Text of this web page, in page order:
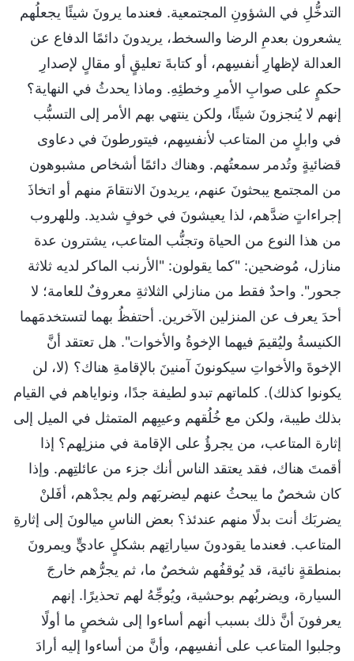
التدخُّلِ في الشؤونِ المجتمعية. فعندما يرونَ شيئًا يجعلُهم
يشعرون بعدمِ الرضا والسخط، يريدونَ دائمًا الدفاع عن
العدالة لإظهارِ أنفسِهم، أو كتابةَ تعليقٍ أو مقالٍ لإصدارِ
حكمٍ على صوابِ الأمرِ وخطئِهِ. وماذا يحدثُ في النهاية؟
إنهم لا يُنجزونَ شيئًا، ولكن ينتهي بهم الأمر إلى التسبُّب
في وابلٍ من المتاعب لأنفسِهم، فيتورطونَ في دعاوى
قضائيةٍ وتُدمر سمعتُهم. وهناك دائمًا أشخاص مشبوهون
من المجتمع يبحثونَ عنهم، يريدونَ الانتقامَ منهم أو اتخاذَ
إجراءاتٍ ضدَّهم، لذا يعيشونَ في خوفٍ شديد. وللهروب
من هذا النوع من الحياة وتجنُّب المتاعب، يشترون عدة
منازل، مُوضحين: "كما يقولون: "الأرنب الماكر لديه ثلاثة
جحور". واحدٌ فقط من منازلي الثلاثةِ معروفٌ للعامة؛ لا
أحدَ يعرف عن المنزلين الآخرين. أحتفظُ بهما لتستخدمَهما
الكنيسةُ وليُقيمَ فيهما الإخوةُ والأخوات". هل تعتقد أنَّ
الإخوةَ والأخواتِ سيكونونَ آمنينَ بالإقامةِ هناك؟ (لا، لن
يكونوا كذلك). كلماتهم تبدو لطيفة جدًا، ونواياهم في القيام
بذلك طيبة، ولكن مع خُلُقهم وعيبِهم المتمثل في الميل إلى
إثارة المتاعب، من يجرؤُ على الإقامة في منزلِهم؟ إذا
أقمتَ هناك، فقد يعتقد الناس أنك جزء من عائلتِهم. وإذا
كان شخصٌ ما يبحثُ عنهم ليضربَهم ولم يجدْهم، أفَلنْ
يضربَك أنت بدلًا منهم عندئذ؟ بعض الناسِ ميالونَ إلى إثارةِ
المتاعب. فعندما يقودونَ سياراتِهم بشكلٍ عاديٍّ ويمرونَ
بمنطقةٍ نائية، قد يُوقفُهم شخصٌ ما، ثم يجرُّهم خارجَ
السيارة، ويضربُهم بوحشية، ويُوجِّهُ لهم تحذيرًا. إنهم
يعرفونَ أنَّ ذلك بسبب أنهم أساءوا إلى شخصٍ ما أولًا
وجلبوا المتاعب على أنفسِهم، وأنَّ من أساءوا إليه أرادَ